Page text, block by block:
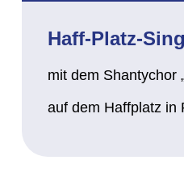
Haff-Platz-
mit dem Shantychor
auf dem Haffplatz in